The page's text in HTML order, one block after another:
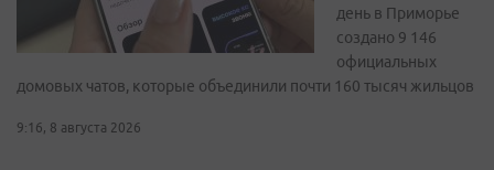
день в Приморье
создано 9 146
официальных
домовых чатов, которые объединили почти 160 тысяч жильцов
9:16, 8 августа 2026